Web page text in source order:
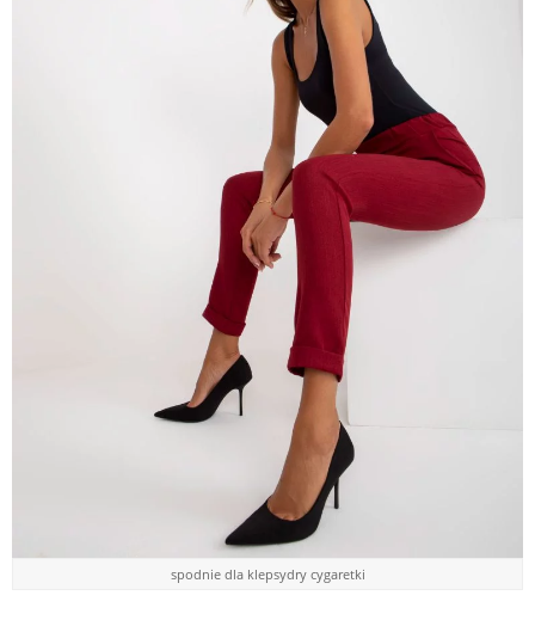
spodnie dla klepsydry cygaretki